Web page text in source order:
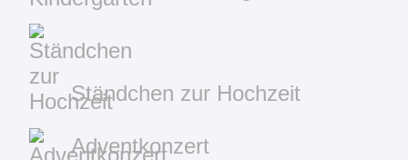
Ständchen zur Hochzeit
Adventkonzert